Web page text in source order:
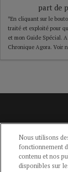
part de
*En cliquant sur le
traité et exploité pour
et mon Guide Spécial.
Chronique Agora. Voir
CGU-POLITIQUE
Nous utilisons
fonctionnement
contenu et nos
disponibles sur